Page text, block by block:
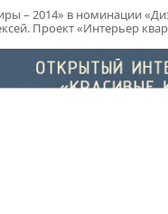
– 2014» в номинации
Проект «Интерьер